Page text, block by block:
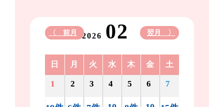
2026 02
〈 前月 翌月 〉
日 月 火 水 木 金 土
1 2 3 4 5 6 7